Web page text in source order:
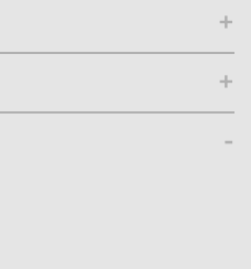
+
+
-